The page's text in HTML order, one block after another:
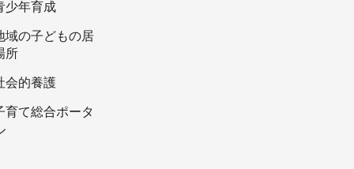
少年育成
域の子どもの居
所
会的養護
育て総合ポータ